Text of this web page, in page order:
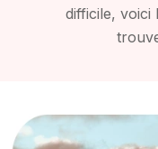
difficile, voici